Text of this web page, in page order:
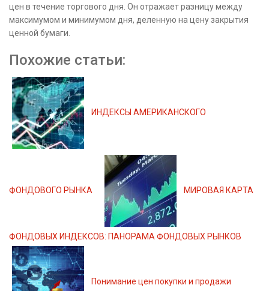
цен в течение торгового дня. Он отражает разницу между
максимумом и минимумом дня, деленную на цену закрытия
ценной бумаги.
Похожие статьи:
ИНДЕКСЫ АМЕРИКАНСКОГО
ФОНДОВОГО РЫНКА МИРОВАЯ КАРТА
ФОНДОВЫХ ИНДЕКСОВ: ПАНОРАМА ФОНДОВЫХ РЫНКОВ
Понимание цен покупки и продажи